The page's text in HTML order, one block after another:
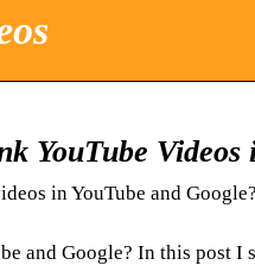
YouTube Videos
in YouTube and
and Google? In this post I